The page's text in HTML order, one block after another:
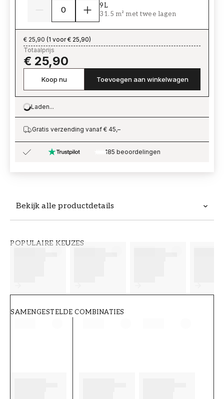
Bekijk alle productdetails
POPULAIRE KEUZES
SAMENGESTELDE COMBINATIES
9L
31.5 m² met twee lagen
€ 25,90 (1 voor € 25,90)
Totaalprijs
€ 25,90
Koop nu Toevoegen aan winkelwagen
Loading…
Laden...
Gratis verzending vanaf € 45,–
185 beoordelingen